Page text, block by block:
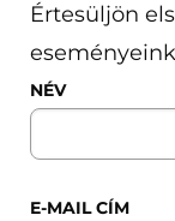
Értesüljön
NÉV
E-MAIL CÍM